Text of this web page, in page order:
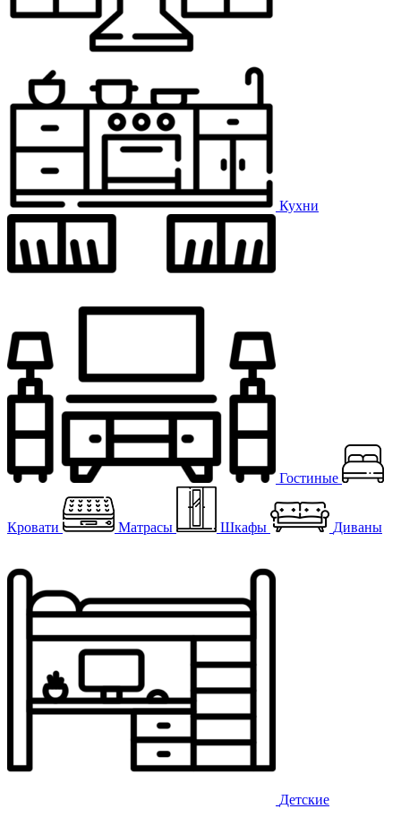
Кухни
Гостиные
Кровати Матрасы Шкафы Диваны
Детские